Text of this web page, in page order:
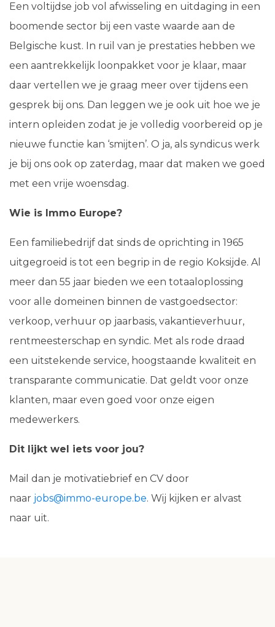
Een voltijdse job vol afwisseling en uitdaging in een
boomende sector bij een vaste waarde aan de
Belgische kust. In ruil van je prestaties hebben we
een aantrekkelijk loonpakket voor je klaar, maar
daar vertellen we je graag meer over tijdens een
gesprek bij ons. Dan leggen we je ook uit hoe we je
intern opleiden zodat je je volledig voorbereid op je
nieuwe functie kan ‘smijten’. O ja, als syndicus werk
je bij ons ook op zaterdag, maar dat maken we goed
met een vrije woensdag.
Wie is Immo Europe?
Een familiebedrijf dat sinds de oprichting in 1965
uitgegroeid is tot een begrip in de regio Koksijde. Al
meer dan 55 jaar bieden we een totaaloplossing
voor alle domeinen binnen de vastgoedsector:
verkoop, verhuur op jaarbasis, vakantieverhuur,
rentmeesterschap en syndic. Met als rode draad
een uitstekende service, hoogstaande kwaliteit en
transparante communicatie. Dat geldt voor onze
klanten, maar even goed voor onze eigen
medewerkers.
Dit lijkt wel iets voor jou?
Mail dan je motivatiebrief en CV door
naar jobs@immo-europe.be. Wij kijken er alvast
naar uit.